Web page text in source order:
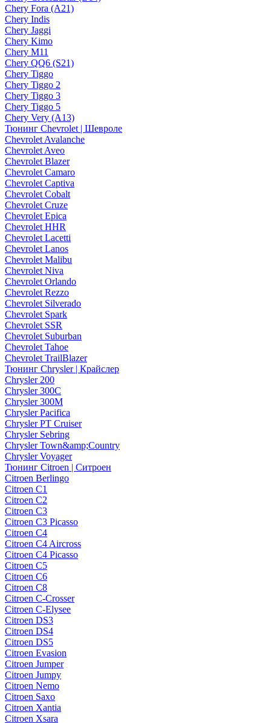
Chery Fora (A21)
Chery Indis
Chery Jaggi
Chery Kimo
Chery M11
Chery QQ6 (S21)
Chery Tiggo
Chery Tiggo 2
Chery Tiggo 3
Chery Tiggo 5
Chery Very (A13)
Тюнинг Chevrolet | Шевроле
Chevrolet Avalanche
Chevrolet Aveo
Chevrolet Blazer
Chevrolet Camaro
Chevrolet Captiva
Chevrolet Cobalt
Chevrolet Cruze
Chevrolet Epica
Chevrolet HHR
Chevrolet Lacetti
Chevrolet Lanos
Chevrolet Malibu
Chevrolet Niva
Chevrolet Orlando
Chevrolet Rezzo
Chevrolet Silverado
Chevrolet Spark
Chevrolet SSR
Chevrolet Suburban
Chevrolet Tahoe
Chevrolet TrailBlazer
Тюнинг Chrysler | Крайслер
Chrysler 200
Chrysler 300C
Chrysler 300M
Chrysler Pacifica
Chrysler PT Cruiser
Chrysler Sebring
Chrysler Town&amp;Country
Chrysler Voyager
Тюнинг Citroen | Ситроен
Citroen Berlingo
Citroen C1
Citroen C2
Citroen C3
Citroen C3 Picasso
Citroen C4
Citroen C4 Aircross
Citroen C4 Picasso
Citroen C5
Citroen C6
Citroen C8
Citroen C-Crosser
Citroen C-Elysee
Citroen DS3
Citroen DS4
Citroen DS5
Citroen Evasion
Citroen Jumper
Citroen Jumpy
Citroen Nemo
Citroen Saxo
Citroen Xantia
Citroen Xsara